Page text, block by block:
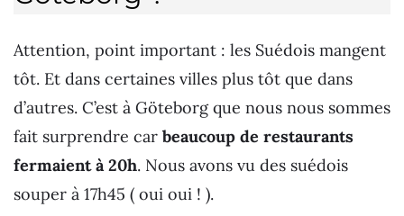
Attention, point important : les Suédois mangent
tôt. Et dans certaines villes plus tôt que dans
d’autres. C’est à Göteborg que nous nous sommes
fait surprendre car beaucoup de restaurants
fermaient à 20h. Nous avons vu des suédois
souper à 17h45 ( oui oui ! ).